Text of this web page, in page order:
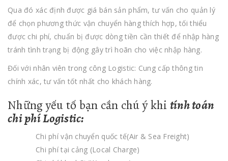
Qua đó xác định được giá bán sản phẩm, tư vấn cho quản lý
để chọn phương thức vận chuyển hàng thích hợp, tối thiểu
được chi phí, chuẩn bị được dòng tiền cần thiết để nhập hàng
tránh tình trạng bị động gây trì hoãn cho việc nhập hàng.
Đối với nhân viên trong công Logistic: Cung cấp thông tin
chính xác, tư vấn tốt nhất cho khách hàng.
Những yếu tố bạn cần chú ý khi tính toán
chi phí Logistic:
Chi phí vận chuyển quốc tế(Air & Sea Freight)
Chi phí tại cảng (Local Charge)